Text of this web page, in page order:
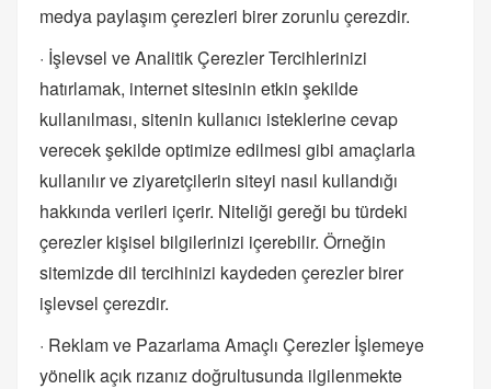
medya paylaşım çerezleri birer zorunlu çerezdir.
· İşlevsel ve Analitik Çerezler Tercihlerinizi
hatırlamak, internet sitesinin etkin şekilde
kullanılması, sitenin kullanıcı isteklerine cevap
verecek şekilde optimize edilmesi gibi amaçlarla
kullanılır ve ziyaretçilerin siteyi nasıl kullandığı
hakkında verileri içerir. Niteliği gereği bu türdeki
çerezler kişisel bilgilerinizi içerebilir. Örneğin
sitemizde dil tercihinizi kaydeden çerezler birer
işlevsel çerezdir.
· Reklam ve Pazarlama Amaçlı Çerezler İşlemeye
yönelik açık rızanız doğrultusunda ilgilenmekte